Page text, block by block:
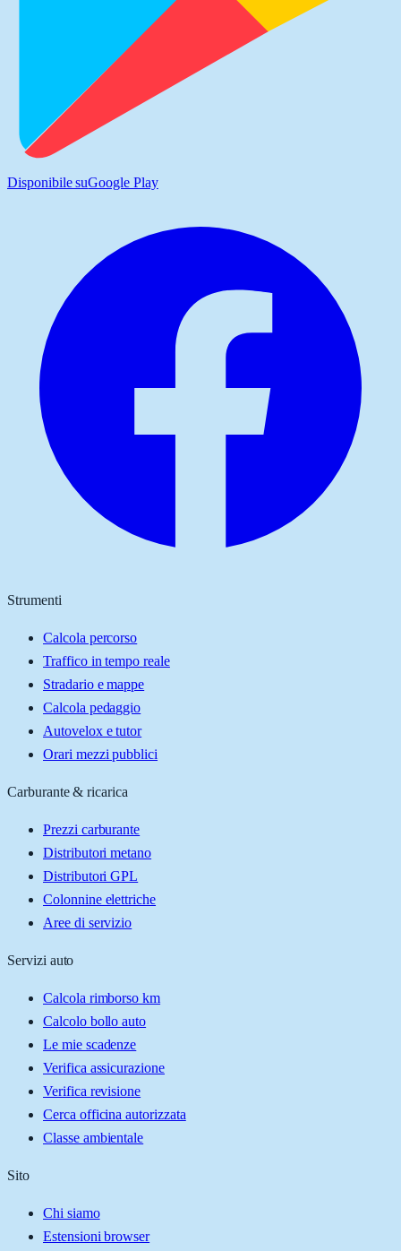
Disponibile suGoogle Play
Strumenti
Calcola percorso
Traffico in tempo reale
Stradario e mappe
Calcola pedaggio
Autovelox e tutor
Orari mezzi pubblici
Carburante & ricarica
Prezzi carburante
Distributori metano
Distributori GPL
Colonnine elettriche
Aree di servizio
Servizi auto
Calcola rimborso km
Calcolo bollo auto
Le mie scadenze
Verifica assicurazione
Verifica revisione
Cerca officina autorizzata
Classe ambientale
Sito
Chi siamo
Estensioni browser